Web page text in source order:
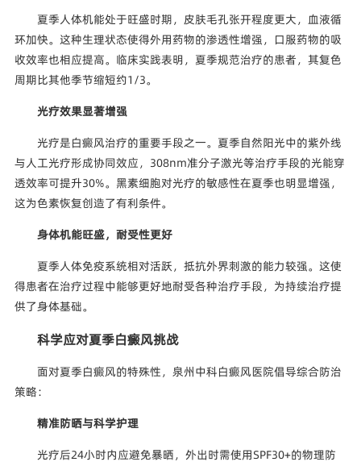
夏季人体机能处于旺盛时期，皮肤毛孔张开程度更大，血液循
环加快。这种生理状态使得外用药物的渗透性增强，口服药物的吸
收效率也相应提高。临床实践表明，夏季规范治疗的患者，其复色
周期比其他季节缩短约1/3。
光疗效果显著增强
光疗是白癜风治疗的重要手段之一。夏季自然阳光中的紫外线
与人工光疗形成协同效应，308nm准分子激光等治疗手段的光能穿
透效率可提升30%。黑素细胞对光疗的敏感性在夏季也明显增强，
这为色素恢复创造了有利条件。
身体机能旺盛，耐受性更好
夏季人体免疫系统相对活跃，抵抗外界刺激的能力较强。这使
得患者在治疗过程中能够更好地耐受各种治疗手段，为持续治疗提
供了身体基础。
科学应对夏季白癜风挑战
面对夏季白癜风的特殊性，泉州中科白癜风医院倡导综合防治
策略：
精准防晒与科学护理
光疗后24小时内应避免暴晒，外出时需使用SPF30+的物理防